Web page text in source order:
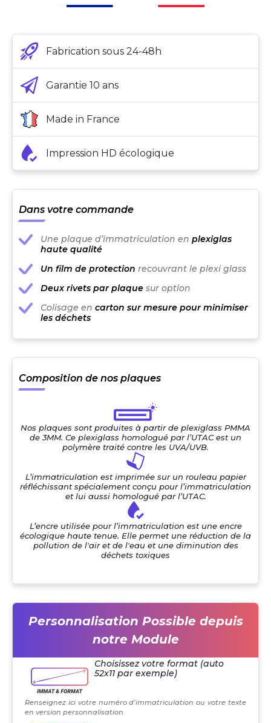
Fabrication sous 24-48h
Garantie 10 ans
Made in France
Impression HD écologique
Dans votre commande
Une plaque d’immatriculation en plexiglas
haute qualité
Un film de protection recouvrant le plexi glass
Deux rivets par plaque sur option
Colisage en carton sur mesure pour minimiser
les déchets
Composition de nos plaques
Nos plaques sont produites à partir de plexiglass PMMA
de 3MM. Ce plexiglass homologué par l’UTAC est un
polymère traité contre les UVA/UVB.
L’immatriculation est imprimée sur un rouleau papier
réfléchissant spécialement conçu pour l’immatriculation
et lui aussi homologué par l’UTAC.
L’encre utilisée pour l’immatriculation est une encre
écologique haute tenue. Elle permet une réduction de la
pollution de l'air et de l'eau et une diminution des
déchets toxiques
Personnalisation Possible depuis
notre Module
Choisissez votre format (auto
52x11 par exemple)
Renseignez ici votre numéro d’immatriculation ou votre texte
en version personnalisation